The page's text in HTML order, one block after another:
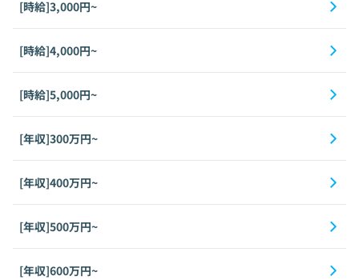
[時給]3,000円~
[時給]4,000円~
[時給]5,000円~
[年収]300万円~
[年収]400万円~
[年収]500万円~
[年収]600万円~